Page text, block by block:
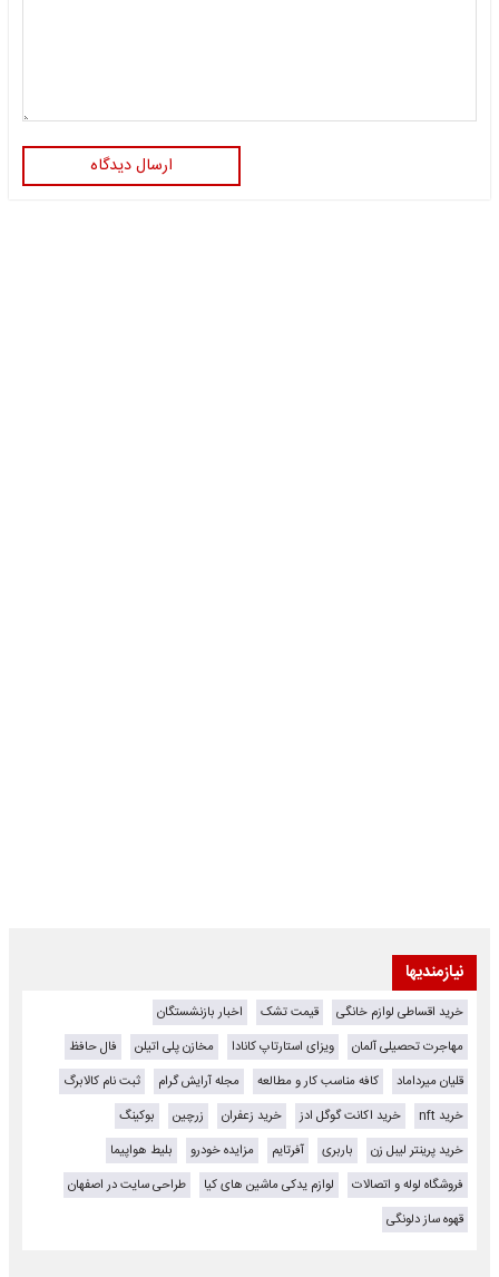
ارسال دیدگاه
نیازمندیها
خرید اقساطی لوازم خانگی قیمت تشک
اخبار بازنشستگان
مهاجرت تحصیلی آلمان
ویزای استارتاپ کانادا مخازن پلی اتیلن
فال حافظ
قلیان میرداماد
کافه مناسب کار و مطالعه مجله آرایش گرام
ثبت نام کالابرگ
خرید nft
خرید اکانت گوگل ادز خرید زعفران زرچین
بوکینگ
خرید پرینتر لیبل زن
باربری آفرتایم مزایده خودرو
بلیط هواپیما
فروشگاه لوله و اتصالات
لوازم یدکی ماشین های کیا
طراحی سایت در اصفهان
قهوه ساز دلونگی